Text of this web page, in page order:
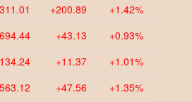
+200.89 +1.42%
+43.13 +0.93%
+11.37 +1.01%
+47.56 +1.35%